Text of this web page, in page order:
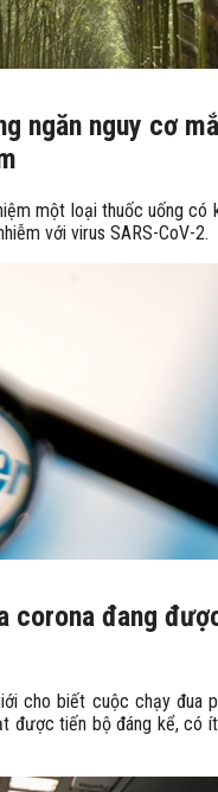
ngăn nguy cơ
một loại thuốc uống có
với virus SARS-CoV-2.
corona đang
cho biết cuộc chạy đua
được tiến bộ đáng kể, có